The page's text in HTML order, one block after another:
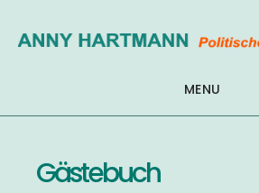
springen
MENU
Gästebuch